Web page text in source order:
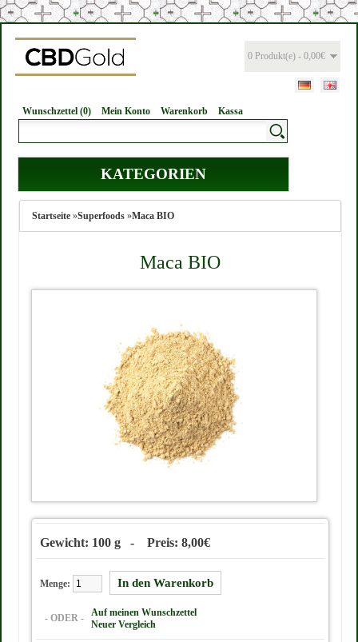
0 Produkt(e) - 0,00€
Wunschzettel (0) Mein Konto Warenkorb Kassa
KATEGORIEN
Startseite »Superfoods »Maca BIO
Maca BIO
Gewicht: 100 g - Preis: 8,00€
Menge:
- ODER -
Auf meinen Wunschzettel
Neuer Vergleich